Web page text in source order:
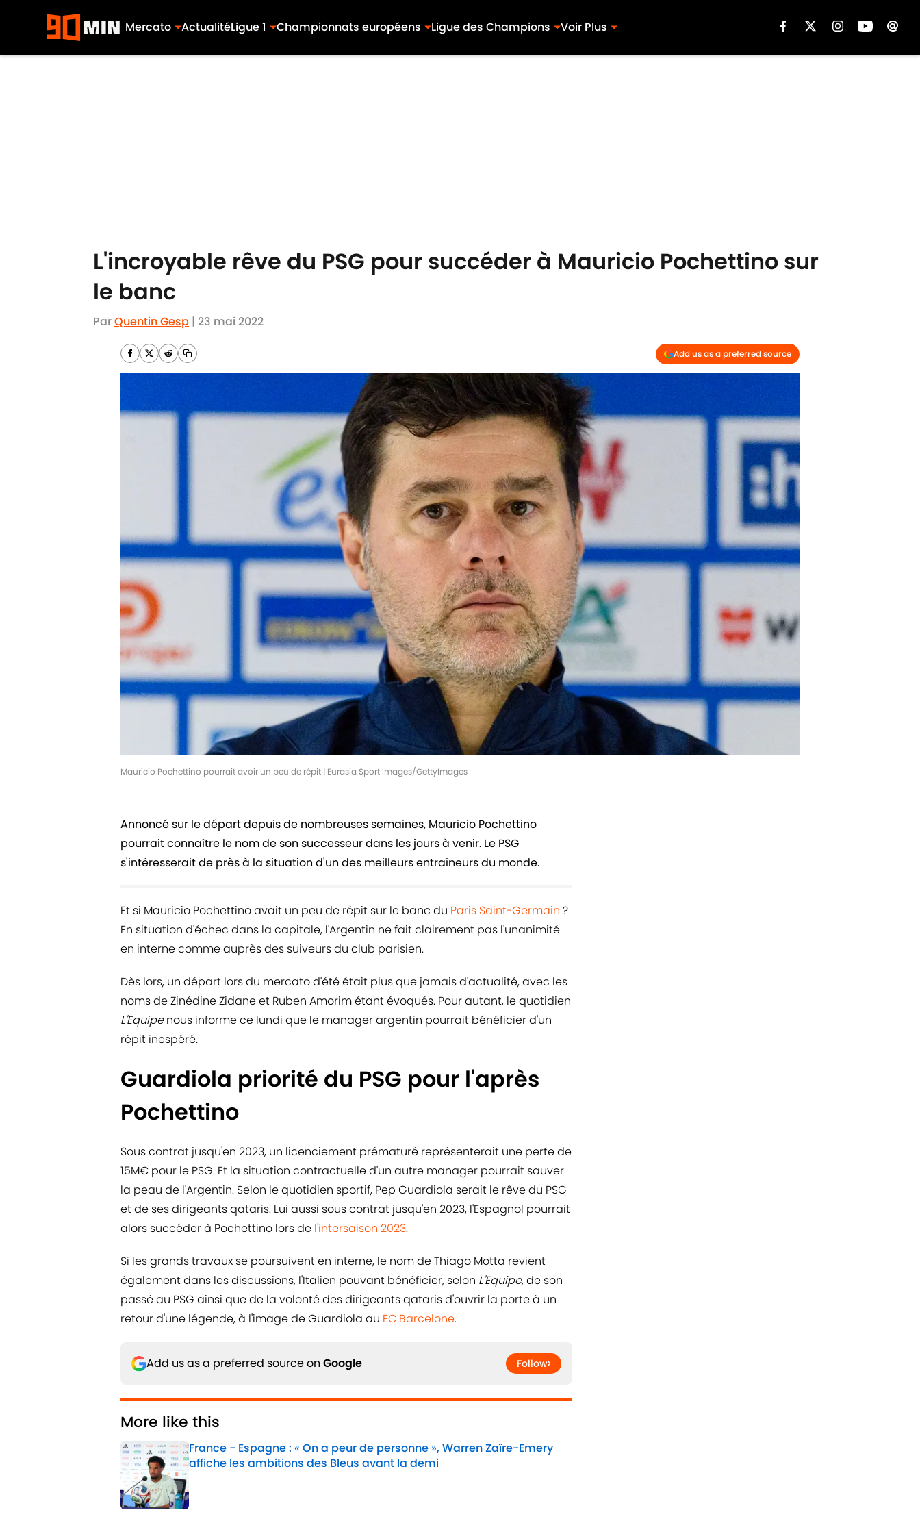
Mercato ActualitéLigue 1 Championnats européens Ligue des Champions Voir Plus
L'incroyable rêve du PSG pour succéder à Mauricio Pochettino sur
le banc
ParQuentin Gesp | 23 mai 2022
Add us as a preferred source
Mauricio Pochettino pourrait avoir un peu de répit | Eurasia Sport Images/GettyImages
Annoncé sur le départ depuis de nombreuses semaines, Mauricio Pochettino
pourrait connaître le nom de son successeur dans les jours à venir. Le PSG
s'intéresserait de près à la situation d'un des meilleurs entraîneurs du monde.
Et si Mauricio Pochettino avait un peu de répit sur le banc du Paris Saint-Germain ?
En situation d'échec dans la capitale, l'Argentin ne fait clairement pas l'unanimité
en interne comme auprès des suiveurs du club parisien.
Dès lors, un départ lors du mercato d'été était plus que jamais d'actualité, avec les
noms de Zinédine Zidane et Ruben Amorim étant évoqués. Pour autant, le quotidien
L'Equipenous informe ce lundi que le manager argentin pourrait bénéficier d'un
répit inespéré.
Guardiola priorité du PSG pour l'après
Pochettino
Sous contrat jusqu'en 2023, un licenciement prématuré représenterait une perte de
15M€ pour le PSG. Et la situation contractuelle d'un autre manager pourrait sauver
la peau de l'Argentin. Selon le quotidien sportif, Pep Guardiola serait le rêve du PSG
et de ses dirigeants qataris. Lui aussi sous contrat jusqu'en 2023, l'Espagnol pourrait
alors succéder à Pochettino lors de l'intersaison 2023.
Si les grands travaux se poursuivent en interne, le nom de Thiago Motta revient
également dans les discussions, l'Italien pouvant bénéficier, selon L'Equipe, de son
passé au PSG ainsi que de la volonté des dirigeants qataris d'ouvrir la porte à un
retour d'une légende, à l'image de Guardiola au FC Barcelone.
Add us as a preferred source on Google Follow
More like this
France - Espagne : « On a peur de personne », Warren Zaïre-Emery
affiche les ambitions des Bleus avant la demi